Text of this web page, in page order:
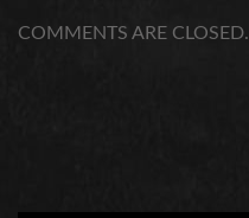
COMMENTS ARE CLOSED.